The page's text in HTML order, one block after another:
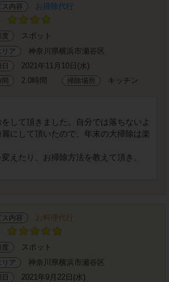
ス内容 お掃除代行
度
スポット
リア 神奈川県横浜市瀬谷区
日 2021年11月10日(水)
2.0時間 掃除場所 キッチン
して頂きました。自分では落ちないよ
にして頂いたので、年末の大掃除は楽
えたり、お掃除方法を教えて頂き、
ス内容 お料理代行
度
スポット
リア 神奈川県横浜市瀬谷区
日 2021年9月22日(水)